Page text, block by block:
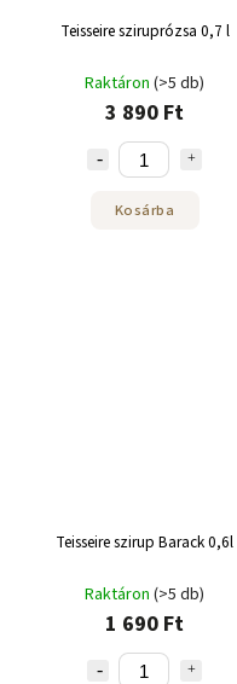
Teisseire sziruprózsa 0,7 l
Raktáron (>5 db)
3 890 Ft
Kosárba
Teisseire szirup Barack 0,6l
Raktáron (>5 db)
1 690 Ft